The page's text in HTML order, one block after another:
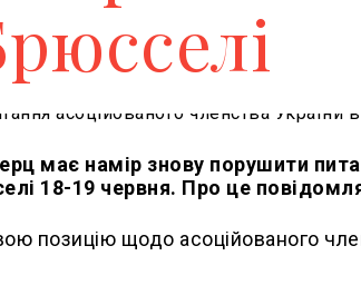
має намір знову порушити
18-19 червня. Про це
позицію щодо асоційованого